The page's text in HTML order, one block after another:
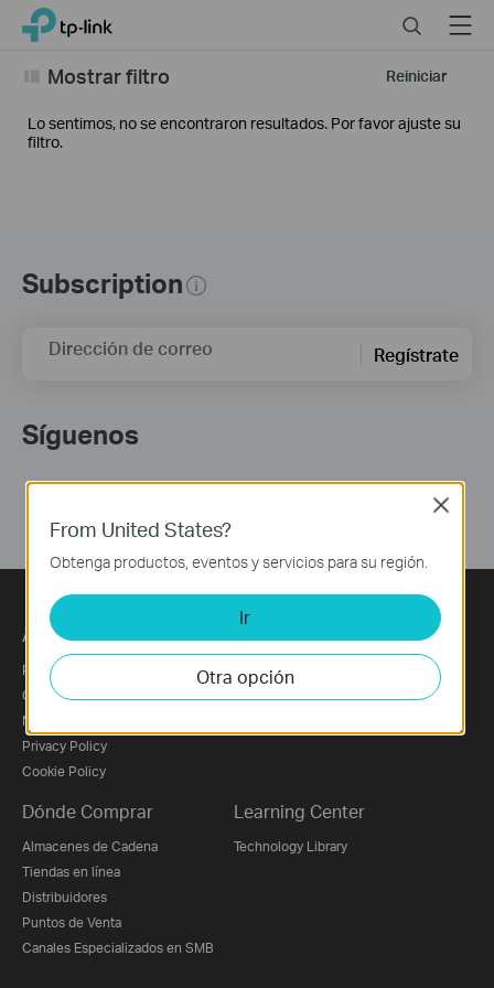
ClickTP-Link, Reliably Smart SearchMenu
Reiniciar
Mostrar filtro
Lo sentimos, no se encontraron resultados. Por favor ajuste su
filtro.
Subscription
Dirección de correo Regístrate
Síguenos
Acerca de Nosotros
Perfil Corporativo
Contáctanos
Nuestro Compromiso con la Seguridad
Privacy Policy
Cookie Policy
Noticias
Premios
Dónde Comprar
Almacenes de Cadena
Tiendas en línea
Distribuidores
Puntos de Venta
Canales Especializados en SMB
Learning Center
Technology Library
From United States?
Obtenga productos, eventos y servicios para su región.
Ir
Otra opción
Close